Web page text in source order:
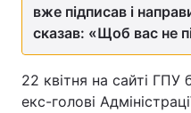
вже підписав і
сказав: «Щоб вас не
22 квітня на сайті ГПУ
екс-голові